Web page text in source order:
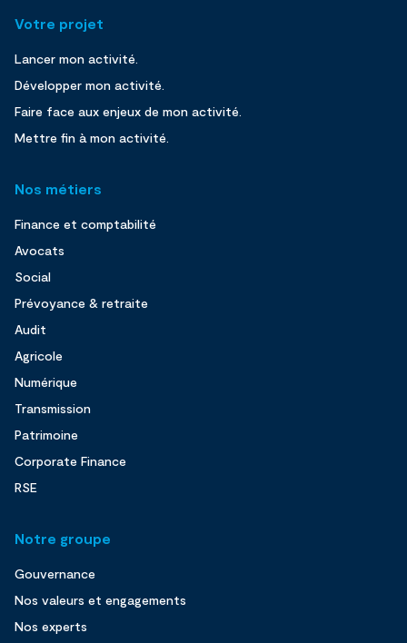
Votre projet
Lancer mon activité.
Développer mon activité.
Faire face aux enjeux de mon activité.
Mettre fin à mon activité.
Nos métiers
Finance et comptabilité
Avocats
Social
Prévoyance & retraite
Audit
Agricole
Numérique
Transmission
Patrimoine
Corporate Finance
RSE
Notre groupe
Gouvernance
Nos valeurs et engagements
Nos experts